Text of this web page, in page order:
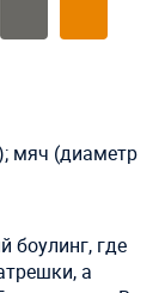
мяч (диаметр
боулинг, где
а